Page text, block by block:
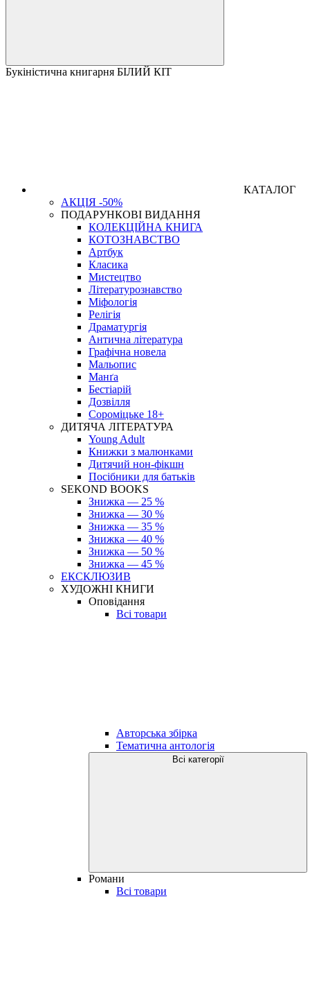
Букіністична книгарня БІЛИЙ КІТ
КАТАЛОГ
АКЦІЯ -50%
ПОДАРУНКОВІ ВИДАННЯ
КОЛЕКЦІЙНА КНИГА
КОТОЗНАВСТВО
Артбук
Класика
Мистецтво
Літературознавство
Міфологія
Релігія
Драматургія
Антична література
Графічна новела
Мальопис
Манґа
Бестіарій
Дозвілля
Сороміцьке 18+
ДИТЯЧА ЛІТЕРАТУРА
Young Adult
Книжки з малюнками
Дитячий нон-фікшн
Посібники для батьків
SEKOND BOOKS
Знижка — 25 %
Знижка — 30 %
Знижка — 35 %
Знижка — 40 %
Знижка — 50 %
Знижка — 45 %
ЕКСКЛЮЗИВ
ХУДОЖНІ КНИГИ
Оповідання
Всі товари
Авторська збірка
Тематична антологія
Всі категорії
Романи
Всі товари